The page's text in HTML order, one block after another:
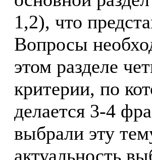
1,2), что
Вопросы
этом разделе
критерии, по
делается 3-4
выбрали эту
актуальность